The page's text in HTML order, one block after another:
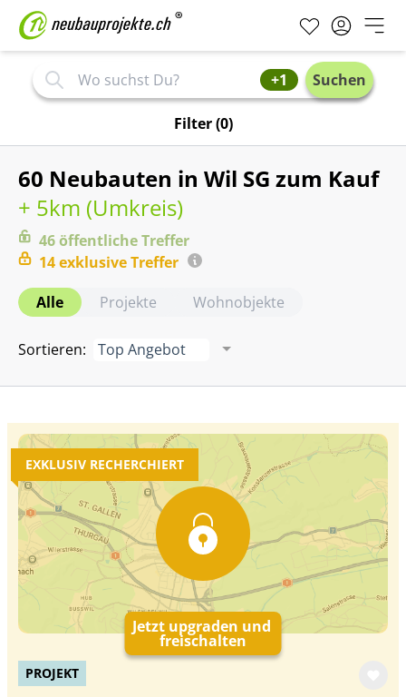
+1 Suchen
Filter(0)
60 Neubauten in Wil SG zum Kauf
+ 5km (Umkreis)
46öffentlicheTreffer
14exklusiveTreffer
Alle
Projekte Wohnobjekte
Sortieren: Top Angebot
EXKLUSIV RECHERCHIERT
Jetzt upgraden und
freischalten
PROJEKT